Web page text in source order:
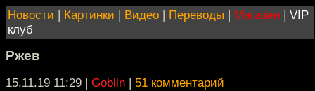
Новости | Картинки | Видео | Переводы | Магазин | VIP
клуб
Ржев
15.11.19 11:29 | Goblin | 51 комментарий